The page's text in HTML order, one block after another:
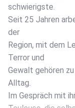
schwierigste.
Seit 25 Jahren
der
Region, mit dem
Terror und
Gewalt gehören
Alltag.
Im Gespräch mit